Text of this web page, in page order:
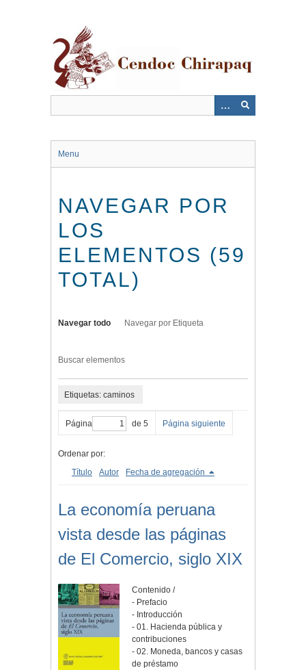
Menu
NAVEGAR POR
LOS
ELEMENTOS (59
TOTAL)
Navegar todo Navegar por Etiqueta
Buscar elementos
Etiquetas: caminos
Página de 5 Página siguiente
Ordenar por:
Título
Autor Fecha de agregación
La economía peruana
vista desde las páginas
de El Comercio, siglo XIX
Contenido /
- Prefacio
- Introducción
- 01. Hacienda pública y
contribuciones
- 02. Moneda, bancos y casas
de préstamo